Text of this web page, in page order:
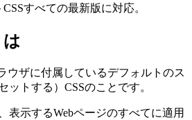
すべての最新版に対応。
は
ウザに付属しているデフォルトのス
ットする）CSSのことです。
表示するWebページのすべてに適用